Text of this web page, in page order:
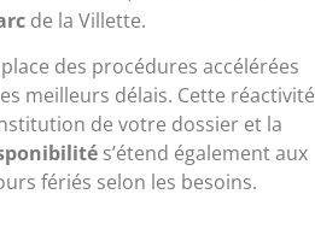
de la Villette.
des procédures accélérées
meilleurs délais. Cette réactivité
de votre dossier et la
s’étend également aux
fériés selon les besoins.